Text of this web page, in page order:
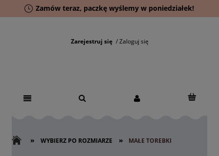
Zamów teraz, paczkę wyślemy w poniedziałek!
Zarejestruj się Zaloguj się
» WYBIERZ PO ROZMIARZE » MAŁE TOREBKI